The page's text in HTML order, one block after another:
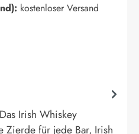
kostenloser Versand
Irish Whiskey
Zierde für jede Bar, Irish